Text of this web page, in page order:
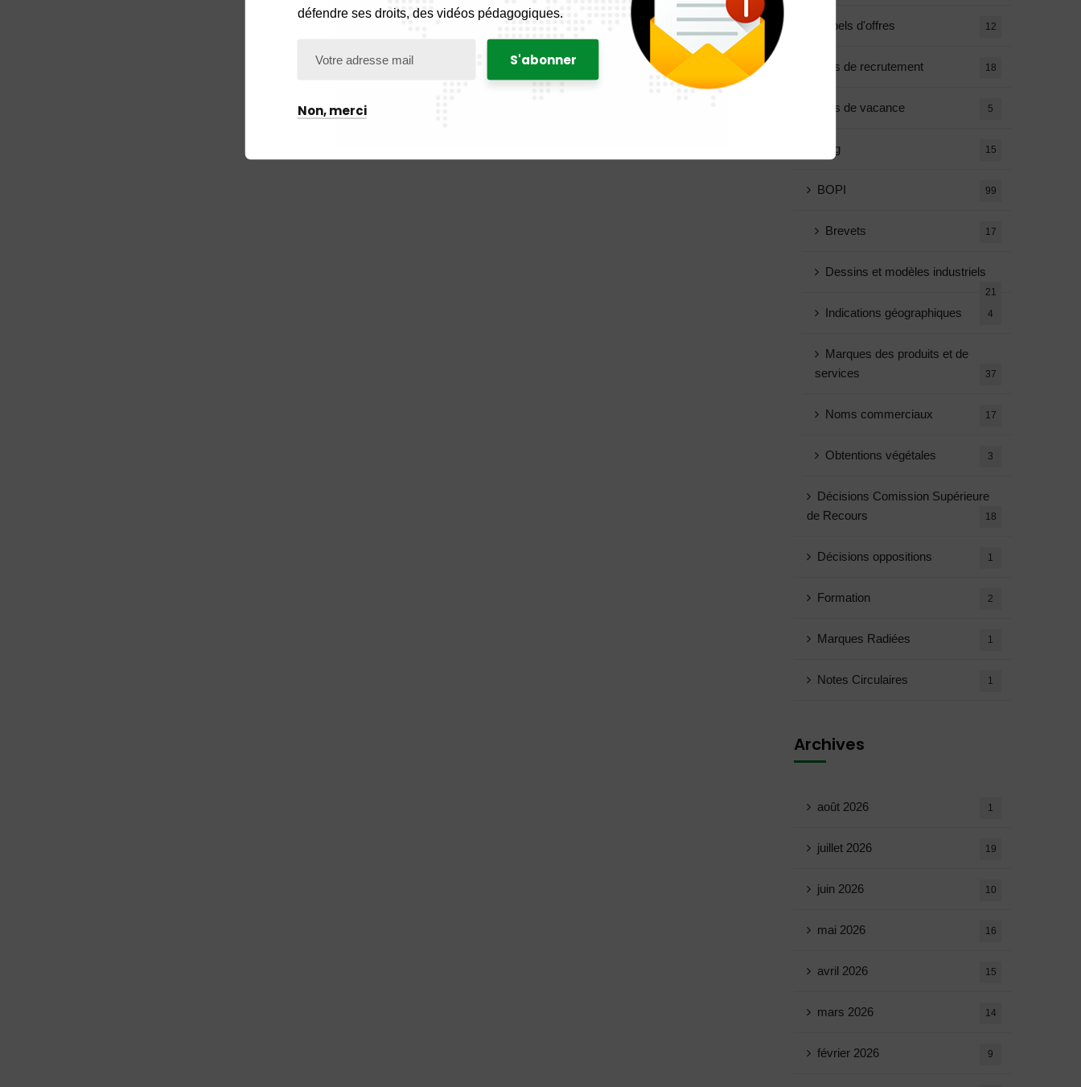
Appels d'offres 12
Avis de recrutement 18
Avis de vacance 5
Blog 15
BOPI 99
Brevets 17
Dessins et modèles industriels
21
Indications géographiques 4
Marques des produits et de
services
37
Noms commerciaux 17
Obtentions végétales 3
Décisions Comission Supérieure
de Recours
18
Décisions oppositions 1
Formation 2
Marques Radiées 1
Notes Circulaires 1
Archives
août 2026 1
juillet 2026 19
juin 2026 10
mai 2026 16
avril 2026 15
mars 2026 14
février 2026 9
défendre ses droits, des vidéos pédagogiques.
Non, merci